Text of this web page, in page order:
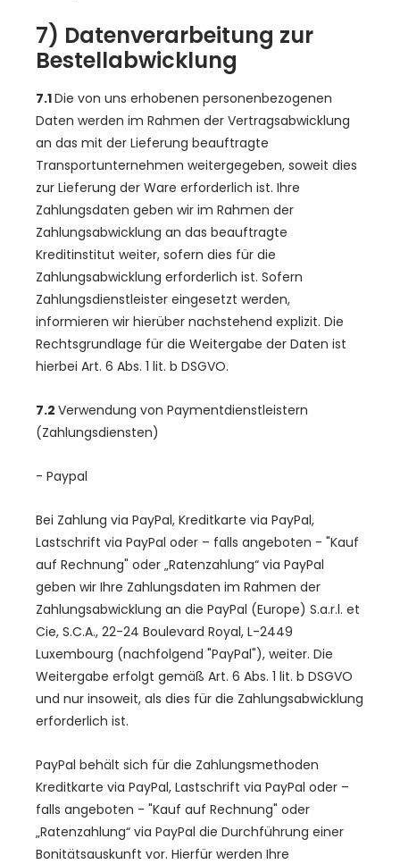
7) Datenverarbeitung zur
Bestellabwicklung
7.1Die von uns erhobenen personenbezogenen
Daten werden im Rahmen der Vertragsabwicklung
an das mit der Lieferung beauftragte
Transportunternehmen weitergegeben, soweit dies
zur Lieferung der Ware erforderlich ist. Ihre
Zahlungsdaten geben wir im Rahmen der
Zahlungsabwicklung an das beauftragte
Kreditinstitut weiter, sofern dies für die
Zahlungsabwicklung erforderlich ist. Sofern
Zahlungsdienstleister eingesetzt werden,
informieren wir hierüber nachstehend explizit. Die
Rechtsgrundlage für die Weitergabe der Daten ist
hierbei Art. 6 Abs. 1 lit. b DSGVO.
7.2 Verwendung von Paymentdienstleistern
(Zahlungsdiensten)
- Paypal
Bei Zahlung via PayPal, Kreditkarte via PayPal,
Lastschrift via PayPal oder – falls angeboten - "Kauf
auf Rechnung" oder „Ratenzahlung“ via PayPal
geben wir Ihre Zahlungsdaten im Rahmen der
Zahlungsabwicklung an die PayPal (Europe) S.a.r.l. et
Cie, S.C.A., 22-24 Boulevard Royal, L-2449
Luxembourg (nachfolgend "PayPal"), weiter. Die
Weitergabe erfolgt gemäß Art. 6 Abs. 1 lit. b DSGVO
und nur insoweit, als dies für die Zahlungsabwicklung
erforderlich ist.
PayPal behält sich für die Zahlungsmethoden
Kreditkarte via PayPal, Lastschrift via PayPal oder –
falls angeboten - "Kauf auf Rechnung" oder
„Ratenzahlung“ via PayPal die Durchführung einer
Bonitätsauskunft vor. Hierfür werden Ihre